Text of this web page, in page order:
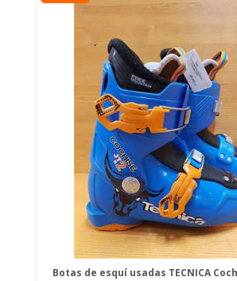
Botas de esquí usadas TECNICA